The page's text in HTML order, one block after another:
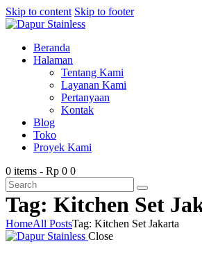
Skip to content Skip to footer
Beranda
Halaman
Tentang Kami
Layanan Kami
Pertanyaan
Kontak
Blog
Toko
Proyek Kami
0 items - Rp 0 0
Tag: Kitchen Set
HomeAll PostsTag: Kitchen Set Jakarta
Close